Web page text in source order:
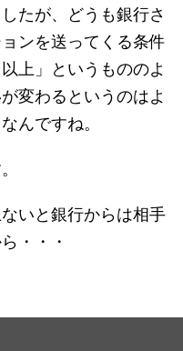
たが、どうも銀行さ
ンを送ってくる条件
上」というもののよ
変わるというのはよ
んですね。
いと銀行からは相手
・・・